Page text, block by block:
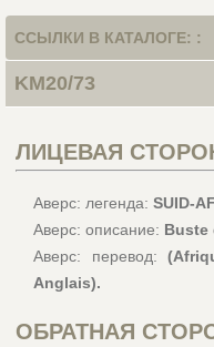
ССЫЛКИ В КАТАЛОГЕ: :
KM20/73
ЛИЦЕВАЯ
Аверс: легенда: SUID-
Аверс: описание: Buste
Аверс: перевод:
Anglais).
ОБРАТНАЯ